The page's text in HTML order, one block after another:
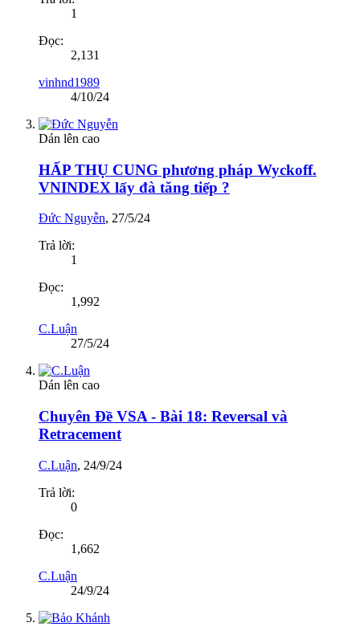
1
Đọc:
2,131
vinhnd1989
4/10/24
Dán lên cao
HẤP THỤ CUNG phương pháp Wyckoff.
VNINDEX lấy đà tăng tiếp ?
Đức Nguyễn, 27/5/24
Trả lời:
1
Đọc:
1,992
C.Luận
27/5/24
Dán lên cao
Chuyên Đề VSA - Bài 18: Reversal và
Retracement
C.Luận, 24/9/24
Trả lời:
0
Đọc:
1,662
C.Luận
24/9/24